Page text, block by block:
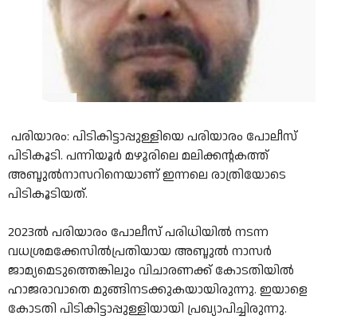
പരിയാരം: പിടികിട്ടാപ്പുള്ളിയെ പരിയാരം പോലീസ്
പിടികൂടി. പന്നിയൂര്‍ മഴൂരിലെ മലിക്കന്റകത്ത്
അബ്ദുല്‍നാസറിനെയാണ് ഇന്നലെ രാത്രിയോടെ
പിടികൂടിയത്.
2023ല്‍ പരിയാരം പോലീസ് പരിധിയില്‍ നടന്ന
വധശ്രമക്കേസിൽപ്രതിയായ അബ്ദുല്‍ നാസര്‍
ജാമ്യമെടുത്തെങ്കിലും വിചാരണക്ക് കോടതിയില്‍
ഹാജരാവാതെ മുങ്ങിനടക്കുകയായിരുന്നു. ഇയാളെ
കോടതി പിടികിട്ടാപ്പുള്ളിയായി പ്രഖ്യാപിച്ചിരുന്നു.